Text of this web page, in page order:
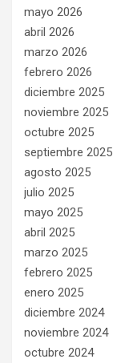
mayo 2026
abril 2026
marzo 2026
febrero 2026
diciembre 2025
noviembre 2025
octubre 2025
septiembre 2025
agosto 2025
julio 2025
mayo 2025
abril 2025
marzo 2025
febrero 2025
enero 2025
diciembre 2024
noviembre 2024
octubre 2024